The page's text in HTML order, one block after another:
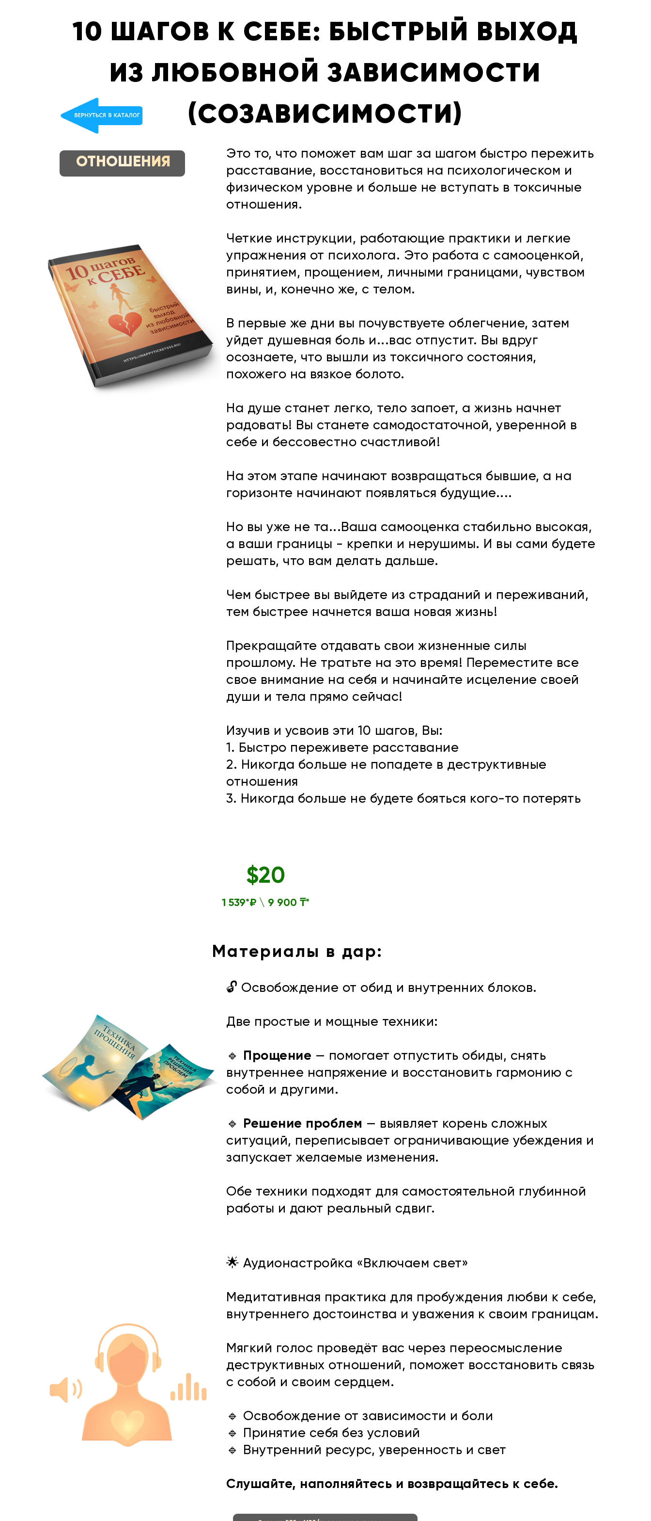
10 ШАГОВ К СЕБЕ: БЫСТРЫЙ ВЫХОД
ИЗ ЛЮБОВНОЙ ЗАВИСИМОСТИ
(СОЗАВИСИМОСТИ)
Материалы в дар:
ОТНОШЕНИЯ
Это то, что поможет вам шаг за шагом быстро пережить
расставание, восстановиться на психологическом и
физическом уровне и больше не вступать в токсичные
отношения.
Четкие инструкции, работающие практики и легкие
упражнения от психолога. Это работа с самооценкой,
принятием, прощением, личными границами, чувством
вины, и, конечно же, с телом.
В первые же дни вы почувствуете облегчение, затем
уйдет душевная боль и...вас отпустит. Вы вдруг
осознаете, что вышли из токсичного состояния,
похожего на вязкое болото.
На душе станет легко, тело запоет, а жизнь начнет
радовать! Вы станете самодостаточной, уверенной в
себе и бессовестно счастливой!
На этом этапе начинают возвращаться бывшие, а на
горизонте начинают появляться будущие....
Но вы уже не та...Ваша самооценка стабильно высокая,
а ваши границы - крепки и нерушимы. И вы сами будете
решать, что вам делать дальше.
Чем быстрее вы выйдете из страданий и переживаний,
тем быстрее начнется ваша новая жизнь!
Прекращайте отдавать свои жизненные силы
прошлому. Не тратьте на это время! Переместите все
свое внимание на себя и начинайте исцеление своей
души и тела прямо сейчас!
Изучив и усвоив эти 10 шагов, Вы:
1. Быстро переживете расставание
2. Никогда больше не попадете в деструктивные
отношения
3. Никогда больше не будете бояться кого-то потерять
🔓 Освобождение от обид и внутренних блоков.
Две простые и мощные техники:
🔹 Прощение — помогает отпустить обиды, снять
внутреннее напряжение и восстановить гармонию с
собой и другими.
🔹 Решение проблем — выявляет корень сложных
ситуаций, переписывает ограничивающие убеждения и
запускает желаемые изменения.
Обе техники подходят для самостоятельной глубинной
работы и дают реальный сдвиг.
🌟 Аудионастройка «Включаем свет»
Медитативная практика для пробуждения любви к себе,
внутреннего достоинства и уважения к своим границам.
Мягкий голос проведёт вас через переосмысление
деструктивных отношений, поможет восстановить связь
с собой и своим сердцем.
🔹 Освобождение от зависимости и боли
🔹 Принятие себя без условий
🔹 Внутренний ресурс, уверенность и свет
Слушайте, наполняйтесь и возвращайтесь к себе.
$20
1 539*₽ \ 9 900 ₸*